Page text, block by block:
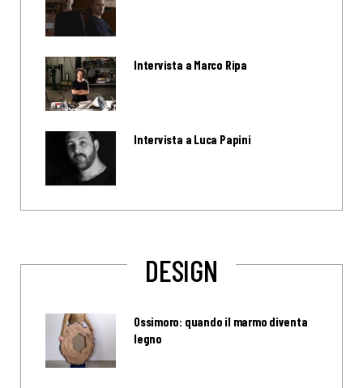
Intervista a Marco Ripa
Intervista a Luca Papini
DESIGN
Ossimoro: quando il marmo diventa
legno